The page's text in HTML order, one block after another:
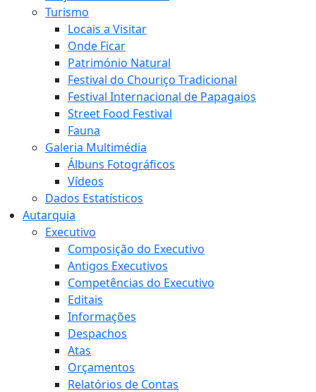
Turismo
Locais a Visitar
Onde Ficar
Património Natural
Festival do Chouriço Tradicional
Festival Internacional de Papagaios
Street Food Festival
Fauna
Galeria Multimédia
Álbuns Fotográficos
Vídeos
Dados Estatísticos
Autarquia
Executivo
Composição do Executivo
Antigos Executivos
Competências do Executivo
Editais
Informações
Despachos
Atas
Orçamentos
Relatórios de Contas